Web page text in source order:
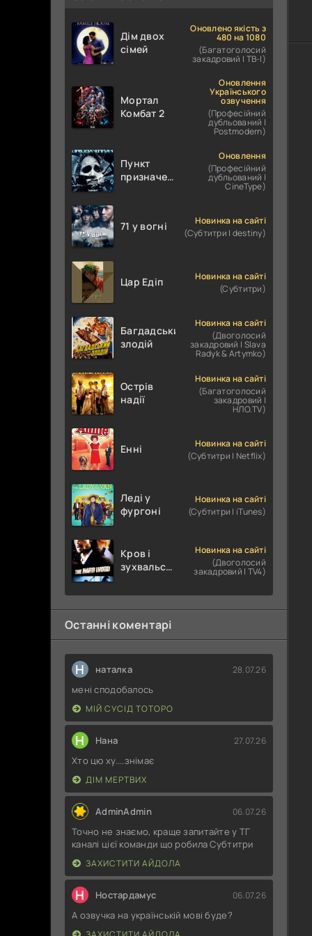
Дім двох
сімей
Оновлено якість з
480 на 1080
(Багатоголосий
закадровий | ТВ-І)
Мортал
Комбат 2
Оновлення
Українського
озвучення
(Професійний
дубльований |
Postmodern)
Пункт
призначення
Оновлення
(Професійний
дубльований |
CineType)
71 у вогні
Новинка на сайті
(Субтитри | destiny)
Цар Едіп
Новинка на сайті
(Субтитри)
Багдадський
злодій
Новинка на сайті
(Двоголосий
закадровий | Slava
Radyk & Artymko)
Острів
надії
Новинка на сайті
(Багатоголосий
закадровий |
НЛО.TV)
Енні
Новинка на сайті
(Субтитри | Netflix)
Леді у
фургоні
Новинка на сайті
(Субтитри | iTunes)
Кров і
зухвальство
пограбування
Новинка на сайті
(Двоголосий
закадровий | TV4)
Останні коментарі
Н наталка 28.07.26
мені сподобалось
МІЙ СУСІД ТОТОРО
Н Нана 27.07.26
Хто цю ху....знімає
ДІМ МЕРТВИХ
AdminAdmin 06.07.26
Точно не знаємо, краще запитайте у ТГ
каналі цієї команди що робила Субтитри
ЗАХИСТИТИ АЙДОЛА
Н Ностардамус 06.07.26
А озвучка на українській мові буде?